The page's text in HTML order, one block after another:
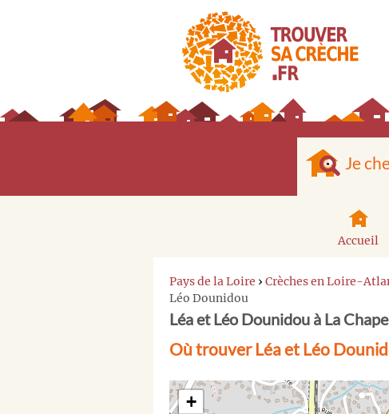
Je
Accueil
Pays de la Loire › Crèches en Loire-
Léo Dounidou
Léa et Léo Dounidou à La
Où trouver Léa et Léo
+